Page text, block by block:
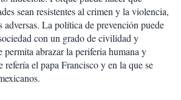
sean resistentes al crimen y la violencia,
adversas. La política de prevención puede
con un grado de civilidad y
permita abrazar la periferia humana y
refería el papa Francisco y en la que se